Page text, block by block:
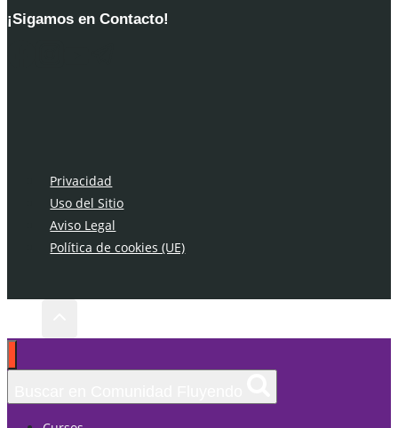
¡Sigamos en Contacto!
Privacidad
Uso del Sitio
Aviso Legal
Política de cookies (UE)